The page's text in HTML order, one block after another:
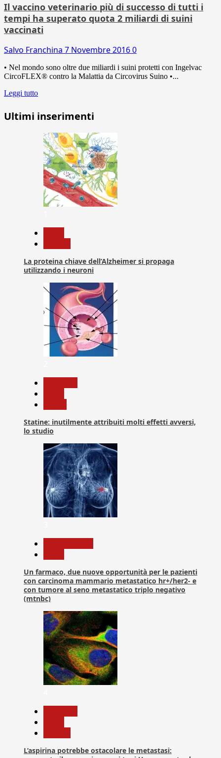
Il vaccino veterinario più di successo di tutti i
tempi ha superato quota 2 miliardi di suini
vaccinati
Salvo Franchina 7 Novembre 20160
• Nel mondo sono oltre due miliardi i suini protetti con Ingelvac
CircoFLEX® contro la Malattia da Circovirus Suino •...
Leggi tutto
Ultimi inserimenti
La proteina chiave dell’Alzheimer si propaga
utilizzando i neuroni
Statine: inutilmente attribuiti molti effetti avversi,
lo studio
Un farmaco, due nuove opportunità per le pazienti
con carcinoma mammario metastatico hr+/her2- e
con tumore al seno metastatico triplo negativo
(mtnbc)
L’aspirina potrebbe ostacolare le metastasi: